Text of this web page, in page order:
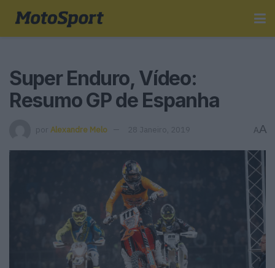
Super Enduro, Vídeo:
Resumo GP de Espanha
por Alexandre Melo 28 Janeiro, 2019 AA